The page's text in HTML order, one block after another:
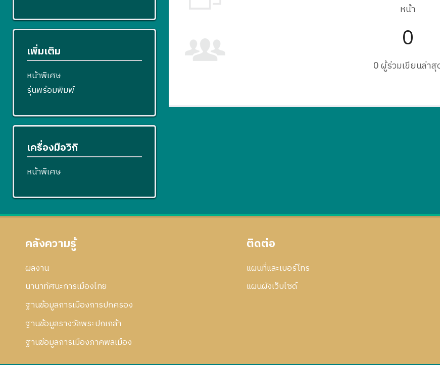
หน้า
0
0 ผู้ร่วมเขียนล่าสุ
เพิ่มเติม
หน้าพิเศษ
รุ่นพร้อมพิมพ์
เครื่องมือวิกิ
หน้าพิเศษ
คลังความรู้
ผลงาน
นานาทัศนะการเมืองไทย
ฐานข้อมูลการเมืองการปกครอง
ฐานข้อมูลรางวัลพระปกเกล้า
ฐานข้อมูลการเมืองภาคพลเมือง
ติดต่อ
แผนที่และเบอร์โทร
แผนผังเว็บไซด์